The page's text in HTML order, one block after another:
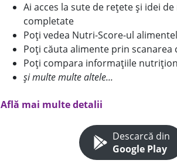
Ai acces la sute de rețete și idei
completate
Poți vedea Nutri-Score-ul
Poți căuta alimente prin scanarea
Poți compara informațiile
și multe multe altele...
Află mai multe detalii
Descarcă din
Google Play